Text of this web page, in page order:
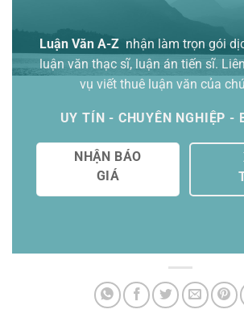
Luận Văn A-Z nhận làm trọn gói
luận văn thạc sĩ, luận án tiến sĩ.
vụ viết thuê luận văn của
UY TÍN - CHUYÊN NGHIỆP -
NHẬN BÁO
GIÁ